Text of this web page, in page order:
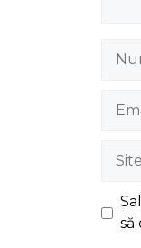
Site
web
să